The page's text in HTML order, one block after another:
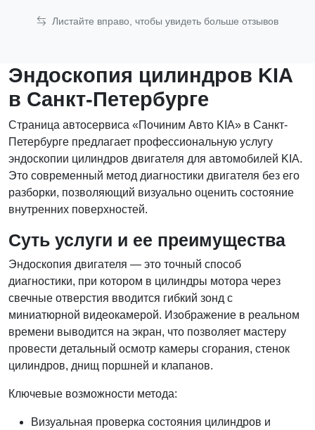
Листайте вправо, чтобы увидеть больше отзывов
Эндоскопия цилиндров KIA
в Санкт-Петербурге
Страница автосервиса «Починим Авто KIA» в Санкт-
Петербурге предлагает профессиональную услугу
эндоскопии цилиндров двигателя для автомобилей KIA.
Это современный метод диагностики двигателя без его
разборки, позволяющий визуально оценить состояние
внутренних поверхностей.
Суть услуги и ее преимущества
Эндоскопия двигателя — это точный способ
диагностики, при котором в цилиндры мотора через
свечные отверстия вводится гибкий зонд с
миниатюрной видеокамерой. Изображение в реальном
времени выводится на экран, что позволяет мастеру
провести детальный осмотр камеры сгорания, стенок
цилиндров, днищ поршней и клапанов.
Ключевые возможности метода:
Визуальная проверка состояния цилиндров и